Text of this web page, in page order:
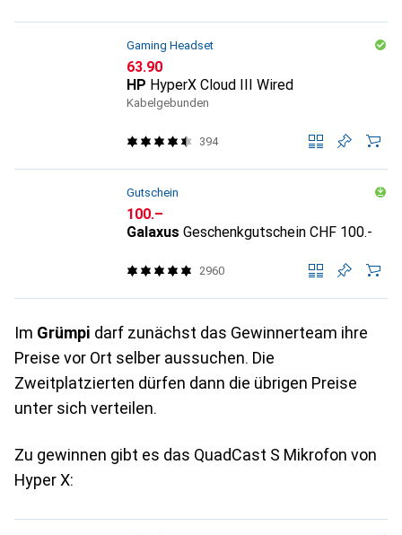
Gaming Headset
CHF
63.90
HP HyperX Cloud III Wired
Kabelgebunden
394
Gutschein
CHF
100.–
Galaxus Geschenkgutschein CHF 100.-
2960
Im Grümpi darf zunächst das Gewinnerteam ihre
Preise vor Ort selber aussuchen. Die
Zweitplatzierten dürfen dann die übrigen Preise
unter sich verteilen.
Zu gewinnen gibt es das QuadCast S Mikrofon von
Hyper X: